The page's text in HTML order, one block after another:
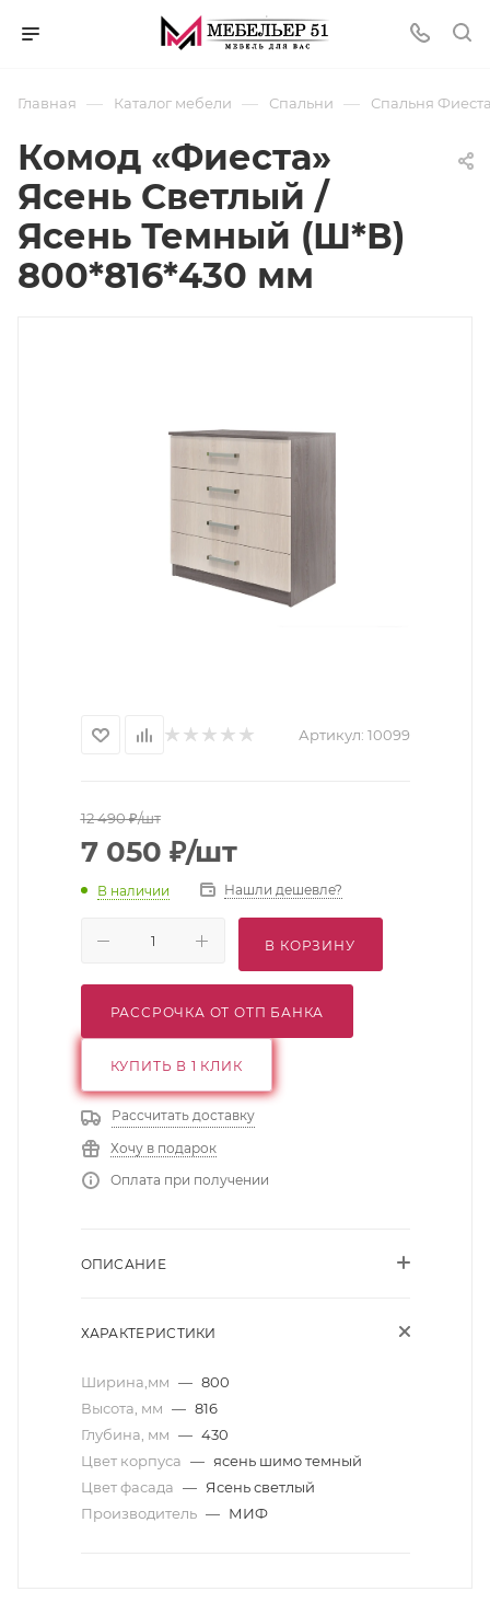
Главная — Каталог мебели — Спальни — Спальня
Комод «Фиеста»
Ясень Светлый /
Ясень Темный (Ш*В)
800*816*430 мм
Артикул: 10099
12 490₽/шт
7 050 ₽/шт
В наличии Нашли дешевле?
В КОРЗИНУ
РАССРОЧКА ОТ ОТП БАНКА
КУПИТЬ В 1 КЛИК
Рассчитать доставку
Хочу в подарок
Оплата при получении
ОПИСАНИЕ
ХАРАКТЕРИСТИКИ
Ширина,мм — 800
Высота, мм — 816
Глубина, мм — 430
Цвет корпуса — ясень шимо темный
Цвет фасада — Ясень светлый
Производитель — МИФ